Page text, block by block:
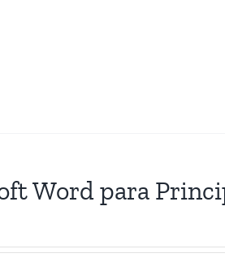
Word para